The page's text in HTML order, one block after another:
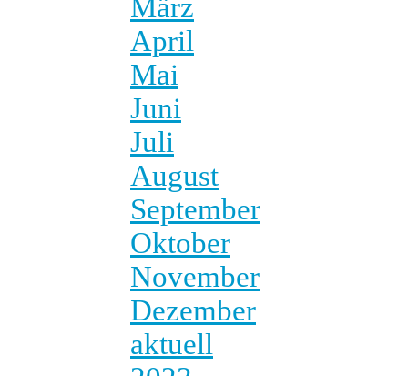
März
April
Mai
Juni
Juli
August
September
Oktober
November
Dezember
aktuell